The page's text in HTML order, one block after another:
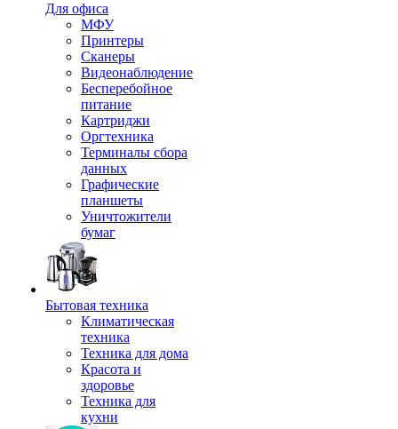
Для офиса
МФУ
Принтеры
Сканеры
Видеонаблюдение
Бесперебойное
питание
Картриджи
Оргтехника
Терминалы сбора
данных
Графические
планшеты
Уничтожители
бумаг
Бытовая техника
Климатическая
техника
Техника для дома
Красота и
здоровье
Техника для
кухни